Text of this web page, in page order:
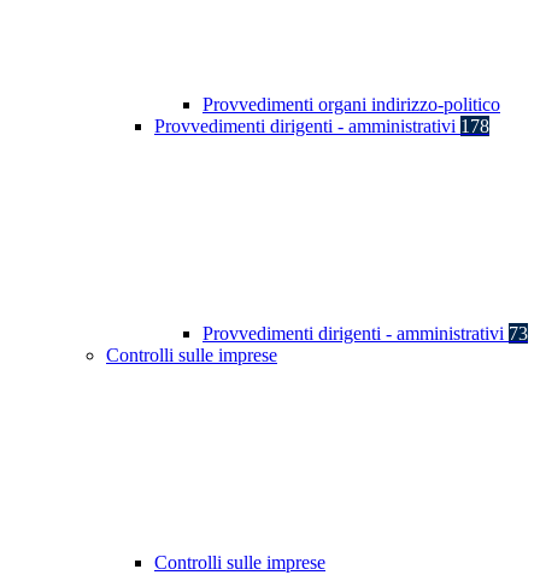
Provvedimenti organi indirizzo-politico
Provvedimenti dirigenti - amministrativi 178
Provvedimenti dirigenti - amministrativi 73
Controlli sulle imprese
Controlli sulle imprese